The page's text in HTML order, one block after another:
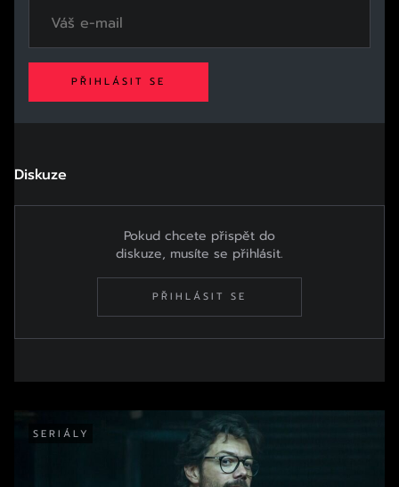
PŘIHLÁSIT SE
Diskuze
Pokud chcete přispět do
diskuze, musíte se přihlásit.
PŘIHLÁSIT SE
SERIÁLY